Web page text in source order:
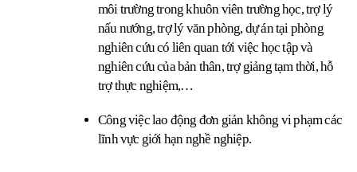
môi trường trong khuôn viên trường học, trợ lý
nấu nướng, trợ lý văn phòng, dự án tại phòng
nghiên cứu có liên quan tới việc học tập và
nghiên cứu của bản thân, trợ giảng tạm thời, hỗ
trợ thực nghiệm,…
Công việc lao động đơn giản không vi phạm các
lĩnh vực giới hạn nghề nghiệp.